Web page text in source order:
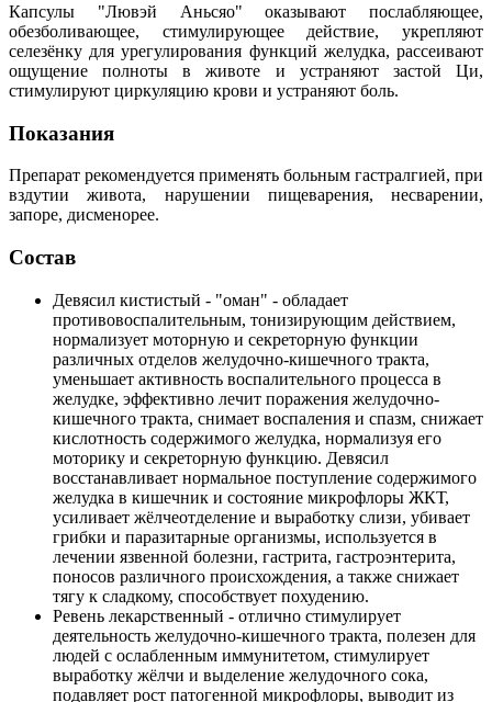
Капсулы "Лювэй Аньсяо" оказывают послабляющее,
обезболивающее, стимулирующее действие, укрепляют
селезёнку для урегулирования функций желудка, рассеивают
ощущение полноты в животе и устраняют застой Ци,
стимулируют циркуляцию крови и устраняют боль.
Показания
Препарат рекомендуется применять больным гастралгией, при
вздутии живота, нарушении пищеварения, несварении,
запоре, дисменорее.
Состав
Девясил кистистый - "оман" - обладает
противовоспалительным, тонизирующим действием,
нормализует моторную и секреторную функции
различных отделов желудочно-кишечного тракта,
уменьшает активность воспалительного процесса в
желудке, эффективно лечит поражения желудочно-
кишечного тракта, снимает воспаления и спазм, снижает
кислотность содержимого желудка, нормализуя его
моторику и секреторную функцию. Девясил
восстанавливает нормальное поступление содержимого
желудка в кишечник и состояние микрофлоры ЖКТ,
усиливает жёлчеотделение и выработку слизи, убивает
грибки и паразитарные организмы, используется в
лечении язвенной болезни, гастрита, гастроэнтерита,
поносов различного происхождения, а также снижает
тягу к сладкому, способствует похудению.
Ревень лекарственный - отлично стимулирует
деятельность желудочно-кишечного тракта, полезен для
людей с ослабленным иммунитетом, стимулирует
выработку жёлчи и выделение желудочного сока,
подавляет рост патогенной микрофлоры, выводит из